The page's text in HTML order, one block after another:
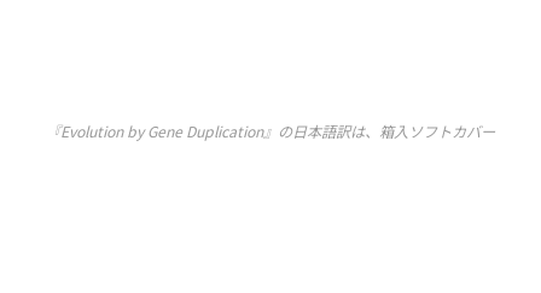
『Evolution by Gene Duplication』の日本語訳は、箱入ソフトカバー